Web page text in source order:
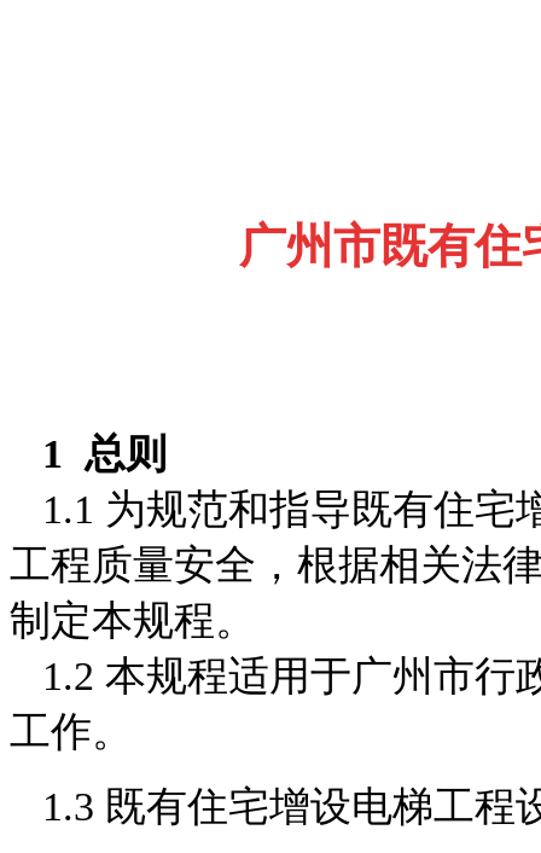
广州市既有住
1 总则
1.1 为规范和指导既有住宅
工程质量安全，根据相关法
制定本规程。
1.2 本规程适用于广州市行
工作。
1.3 既有住宅增设电梯工程